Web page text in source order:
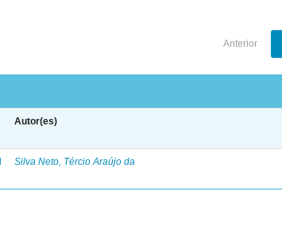
Anterior
Autor(es)
Silva Neto, Tércio Araújo da